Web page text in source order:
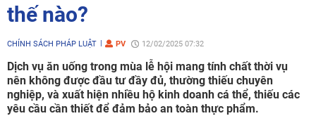
thế nào?
CHÍNH SÁCH PHÁP LUẬT PV 12/02/2025 07:32
Dịch vụ ăn uống trong mùa lễ hội mang tính chất thời vụ
nên không được đầu tư đầy đủ, thường thiếu chuyên
nghiệp, và xuất hiện nhiều hộ kinh doanh cá thể, thiếu các
yêu cầu cần thiết để đảm bảo an toàn thực phẩm.